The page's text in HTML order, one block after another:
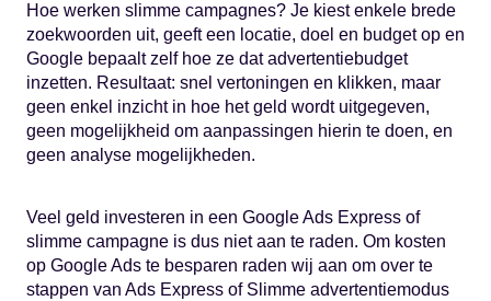
Hoe werken slimme campagnes? Je kiest enkele brede
zoekwoorden uit, geeft een locatie, doel en budget op en
Google bepaalt zelf hoe ze dat advertentiebudget
inzetten. Resultaat: snel vertoningen en klikken, maar
geen enkel inzicht in hoe het geld wordt uitgegeven,
geen mogelijkheid om aanpassingen hierin te doen, en
geen analyse mogelijkheden.
Veel geld investeren in een Google Ads Express of
slimme campagne is dus niet aan te raden. Om kosten
op Google Ads te besparen raden wij aan om over te
stappen van Ads Express of Slimme advertentiemodus